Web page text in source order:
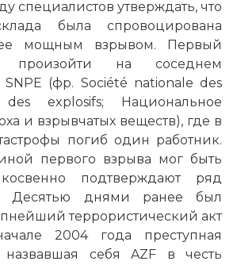
специалистов утверждать, что
была спровоцирована
мощным взрывом. Первый
на соседнем
(фр. Société nationale des
explosifs; Национальное
и взрывчатых веществ), где в
погиб один работник.
первого взрыва мог быть
подтверждают ряд
Десятью днями ранее был
террористический акт
2004 года преступная
назвавшая себя AZF в честь